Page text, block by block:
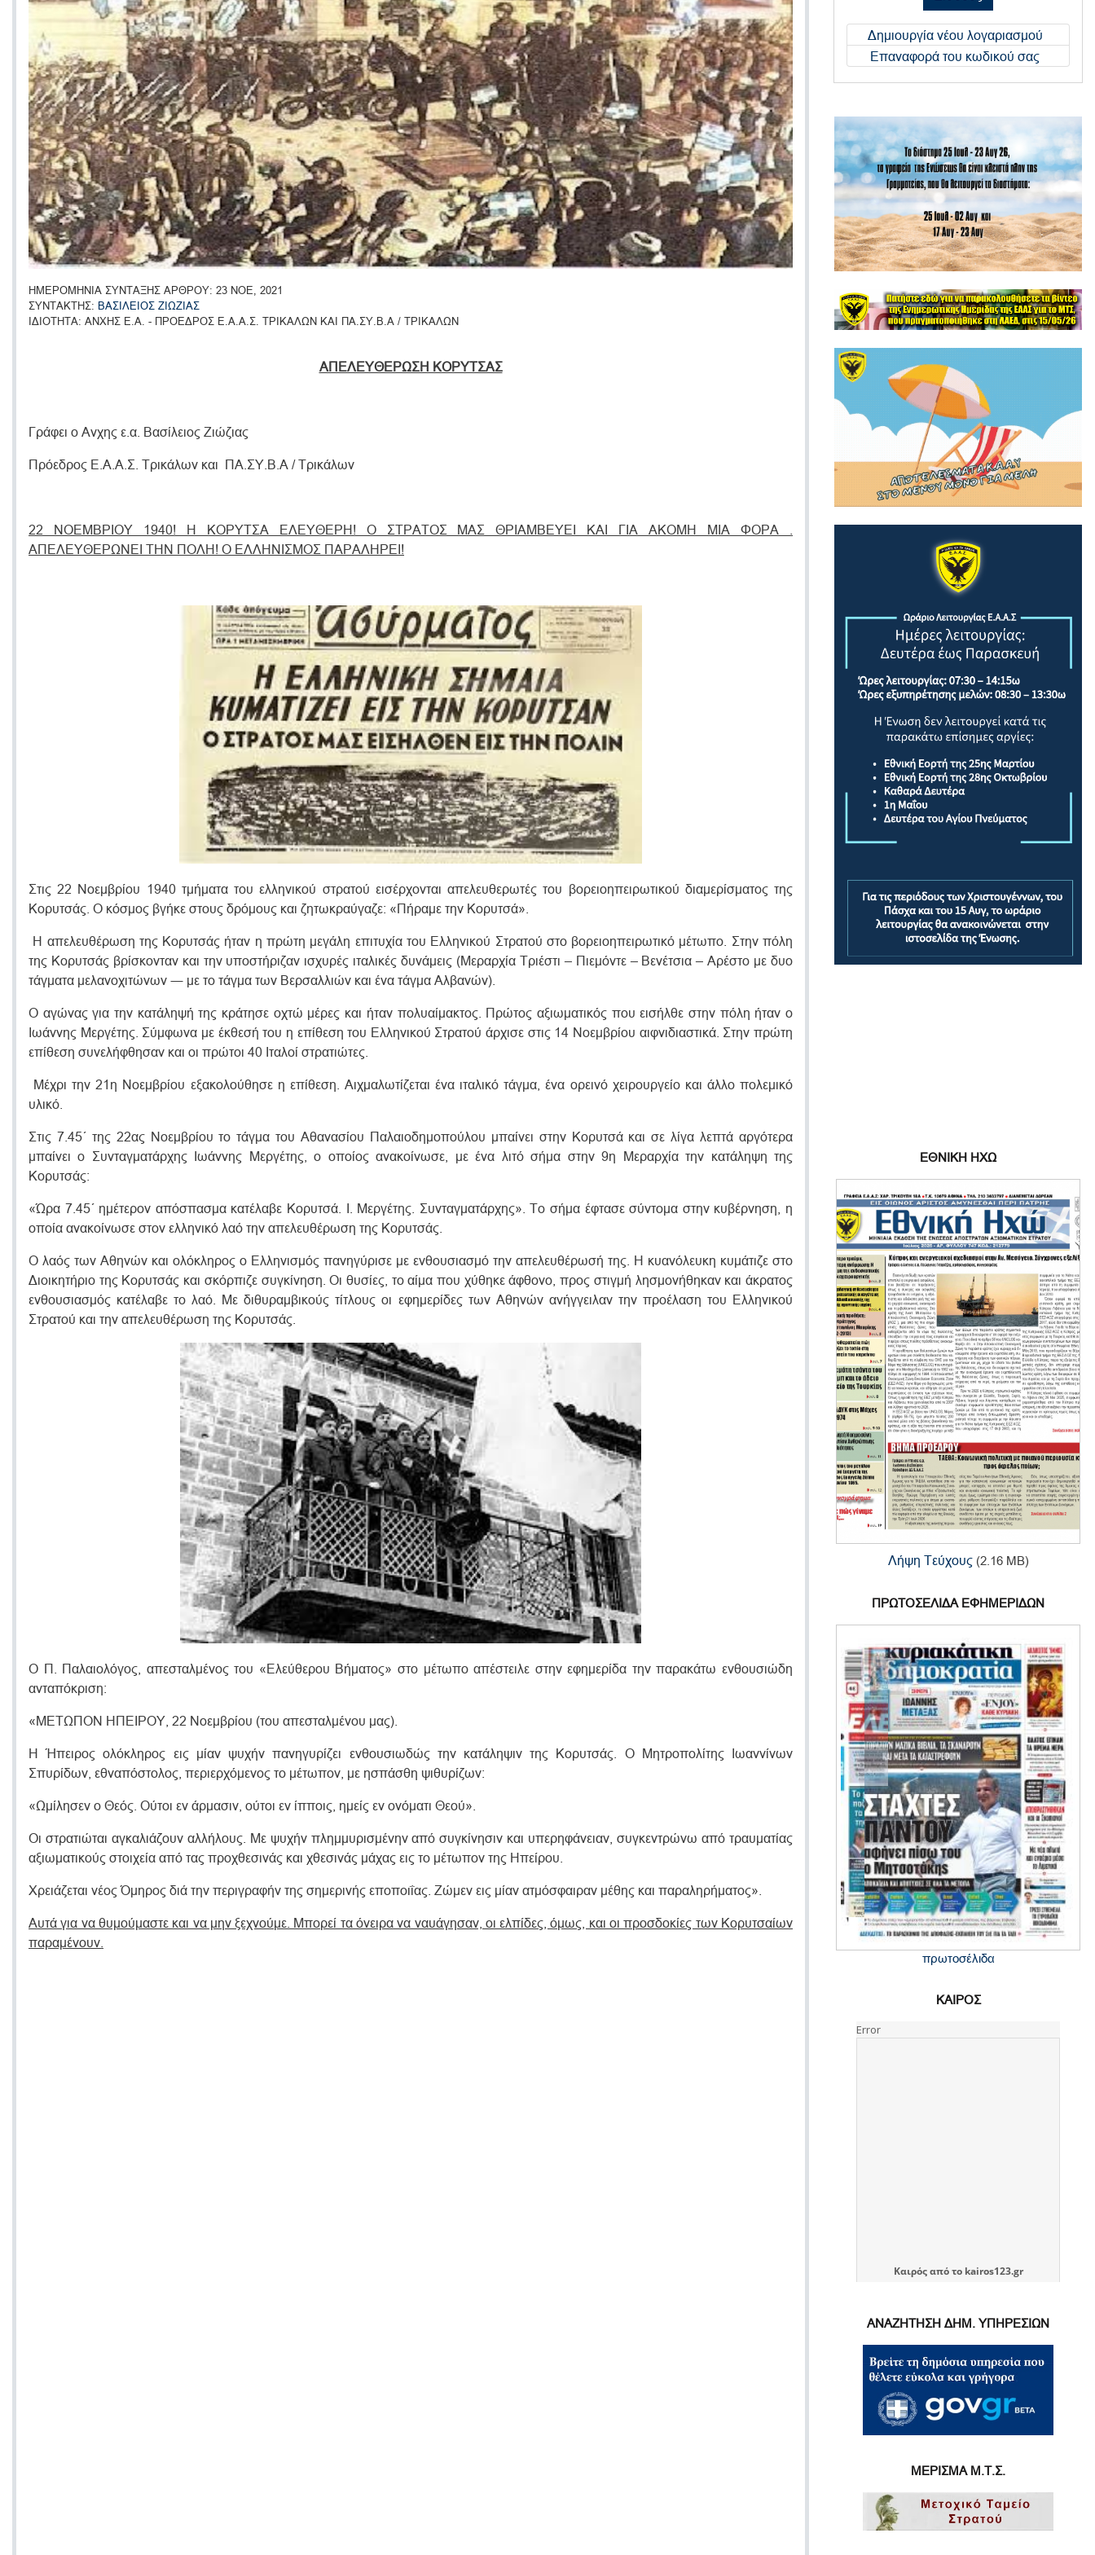
ΗΜΕΡΟΜΗΝΙΑ ΣΥΝΤΑΞΗΣ ΑΡΘΡΟΥ 23 ΝΟΕ, 2021
ΣΥΝΤΑΚΤΗΣ
ΒΑΣΙΛΕΙΟΣ ΖΙΩΖΙΑΣ
ΙΔΙΟΤΗΤΑ ΑΝΧΗΣ Ε.Α. - ΠΡΟΕΔΡΟΣ Ε.Α.Α.Σ. ΤΡΙΚΑΛΩΝ ΚΑΙ ΠΑ.ΣΥ.Β.Α / ΤΡΙΚΑΛΩΝ
ΑΠΕΛΕΥΘΕΡΩΣΗ ΚΟΡΥΤΣΑΣ
Γράφει ο Ανχης ε.α. Βασίλειος Ζιώζιας
Πρόεδρος Ε.Α.Α.Σ. Τρικάλων και ΠΑ.ΣΥ.Β.Α / Τρικάλων
22 ΝΟΕΜΒΡΙΟΥ 1940! Η ΚΟΡΥΤΣΑ ΕΛΕΥΘΕΡΗ! Ο ΣΤΡΑΤΟΣ ΜΑΣ ΘΡΙΑΜΒΕΥΕΙ ΚΑΙ ΓΙΑ ΑΚΟΜΗ ΜΙΑ ΦΟΡΑ .
ΑΠΕΛΕΥΘΕΡΩΝΕΙ ΤΗΝ ΠΟΛΗ! Ο ΕΛΛΗΝΙΣΜΟΣ ΠΑΡΑΛΗΡΕΙ!
Στις 22 Νοεμβρίου 1940 τμήματα του ελληνικού στρατού εισέρχονται απελευθερωτές του βορειοηπειρωτικού διαμερίσματος της
Κορυτσάς. O κόσμος βγήκε στους δρόμους και ζητωκραύγαζε: «Πήραμε την Κορυτσά».
H απελευθέρωση της Κορυτσάς ήταν η πρώτη μεγάλη επιτυχία του Ελληνικού Στρατού στο βορειοηπειρωτικό μέτωπο. Στην πόλη
της Κορυτσάς βρίσκονταν και την υποστήριζαν ισχυρές ιταλικές δυνάμεις (Mεραρχία Tριέστι – Πιεμόντε – Bενέτσια – Aρέστο με δυο
τάγματα μελανοχιτώνων ― με το τάγμα των Βερσαλλιών και ένα τάγμα Αλβανών).
O αγώνας για την κατάληψή της κράτησε οχτώ μέρες και ήταν πολυαίμακτος. Πρώτος αξιωματικός που εισήλθε στην πόλη ήταν ο
Ιωάννης Mεργέτης. Σύμφωνα με έκθεσή του η επίθεση του Ελληνικού Στρατού άρχισε στις 14 Νοεμβρίου αιφνιδιαστικά. Στην πρώτη
επίθεση συνελήφθησαν και οι πρώτοι 40 Ιταλοί στρατιώτες.
Μέχρι την 21η Νοεμβρίου εξακολούθησε η επίθεση. Αιχμαλωτίζεται ένα ιταλικό τάγμα, ένα ορεινό χειρουργείο και άλλο πολεμικό
υλικό.
Στις 7.45΄ της 22ας Νοεμβρίου το τάγμα του Αθανασίου Παλαιοδημοπούλου μπαίνει στην Κορυτσά και σε λίγα λεπτά αργότερα
μπαίνει ο Συνταγματάρχης Ιωάννης Mεργέτης, ο οποίος ανακοίνωσε, με ένα λιτό σήμα στην 9η Μεραρχία την κατάληψη της
Κορυτσάς:
«Ώρα 7.45΄ ημέτερον απόσπασμα κατέλαβε Κορυτσά. I. Mεργέτης. Συνταγματάρχης». Tο σήμα έφτασε σύντομα στην κυβέρνηση, η
οποία ανακοίνωσε στον ελληνικό λαό την απελευθέρωση της Κορυτσάς.
O λαός των Αθηνών και ολόκληρος ο Ελληνισμός πανηγύρισε με ενθουσιασμό την απελευθέρωσή της. H κυανόλευκη κυμάτιζε στο
Διοικητήριο της Κορυτσάς και σκόρπιζε συγκίνηση. Οι θυσίες, το αίμα που χύθηκε άφθονο, προς στιγμή λησμονήθηκαν και άκρατος
ενθουσιασμός κατέλαβε το λαό. Με διθυραμβικούς τίτλους οι εφημερίδες των Αθηνών ανήγγειλαν την προέλαση του Ελληνικού
Στρατού και την απελευθέρωση της Κορυτσάς.
O Π. Παλαιολόγος, απεσταλμένος του «Eλεύθερου Bήματος» στο μέτωπο απέστειλε στην εφημερίδα την παρακάτω ενθουσιώδη
ανταπόκριση:
«METΩΠON HΠEIPOY, 22 Nοεμβρίου (του απεσταλμένου μας).
H Ήπειρος ολόκληρος εις μίαν ψυχήν πανηγυρίζει ενθουσιωδώς την κατάληψιν της Kορυτσάς. O Mητροπολίτης Iωαννίνων
Σπυρίδων, εθναπόστολος, περιερχόμενος το μέτωπον, με ησπάσθη ψιθυρίζων:
«Ωμίλησεν ο Θεός. Oύτοι εν άρμασιν, ούτοι εν ίπποις, ημείς εν ονόματι Θεού».
Oι στρατιώται αγκαλιάζουν αλλήλους. Mε ψυχήν πλημμυρισμένην από συγκίνησιν και υπερηφάνειαν, συγκεντρώνω από τραυματίας
αξιωματικούς στοιχεία από τας προχθεσινάς και χθεσινάς μάχας εις το μέτωπον της Hπείρου.
Xρειάζεται νέος Όμηρος διά την περιγραφήν της σημερινής εποποιΐας. Zώμεν εις μίαν ατμόσφαιραν μέθης και παραληρήματος».
Αυτά για να θυμούμαστε και να μην ξεχνούμε. Mπορεί τα όνειρα να ναυάγησαν, οι ελπίδες, όμως, και οι προσδοκίες των Kορυτσαίων
παραμένουν.
Δημιουργία νέου λογαριασμού
Επαναφορά του κωδικού σας
ΕΘΝΙΚΗ ΗΧΩ
Λήψη Τεύχους (2.16 MB)
ΠΡΩΤΟΣΕΛΙΔΑ ΕΦΗΜΕΡΙΔΩΝ
πρωτοσέλιδα
ΚΑΙΡΟΣ
Καιρόςαπό το kairos123.gr
ΑΝΑΖΗΤΗΣΗ ΔΗΜ. ΥΠΗΡΕΣΙΩΝ
ΜΕΡΙΣΜΑ Μ.Τ.Σ.